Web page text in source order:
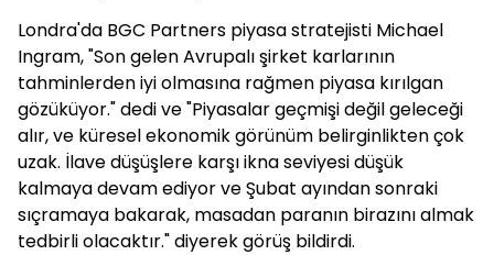
Londra'da BGC Partners piyasa stratejisti Michael
Ingram, "Son gelen Avrupalı şirket karlarının
tahminlerden iyi olmasına rağmen piyasa kırılgan
gözüküyor." dedi ve "Piyasalar geçmişi değil geleceği
alır, ve küresel ekonomik görünüm belirginlikten çok
uzak. İlave düşüşlere karşı ikna seviyesi düşük
kalmaya devam ediyor ve Şubat ayından sonraki
sıçramaya bakarak, masadan paranın birazını almak
tedbirli olacaktır." diyerek görüş bildirdi.